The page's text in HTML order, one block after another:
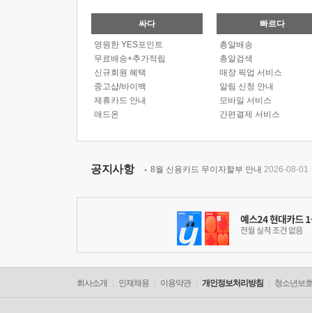
싸다
영원한 YES포인트
무료배송+추가적립
신규회원 혜택
중고샵/바이백
제휴카드 안내
애드온
빠르다
총알배송
총알검색
매장 픽업 서비스
알림 신청 안내
모바일 서비스
간편결제 서비스
공지사항 8월 신용카드 무이자할부 안내 2026-08-01
회사소개 인재채용 이용약관 개인정보처리방침 청소년보